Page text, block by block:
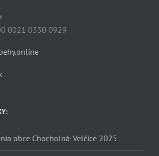
0021 0330 0929
obce Chocholná-Velčice 2025